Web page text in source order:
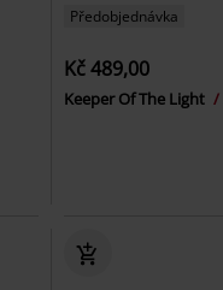
Předobjednávka
Kč 489,00
Keeper Of The Light